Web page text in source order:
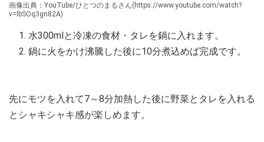
画像出典：YouTube/ひとつのまるさん(https://www.youtube.com/watch?
v=lbSOq3gn82A)
水300mlと冷凍の食材・タレを鍋に入れます。
鍋に火をかけ沸騰した後に10分煮込めば完成です。
先にモツを入れて7～8分加熱した後に野菜とタレを入れる
とシャキシャキ感が楽しめます。